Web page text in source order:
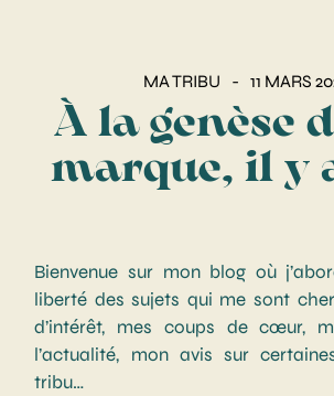
MA TRIBU 11 MARS
À la genèse
marque, il y
Bienvenue sur mon blog où
liberté des sujets qui me sont
d’intérêt, mes coups de cœur,
l’actualité, mon avis sur
tribu…